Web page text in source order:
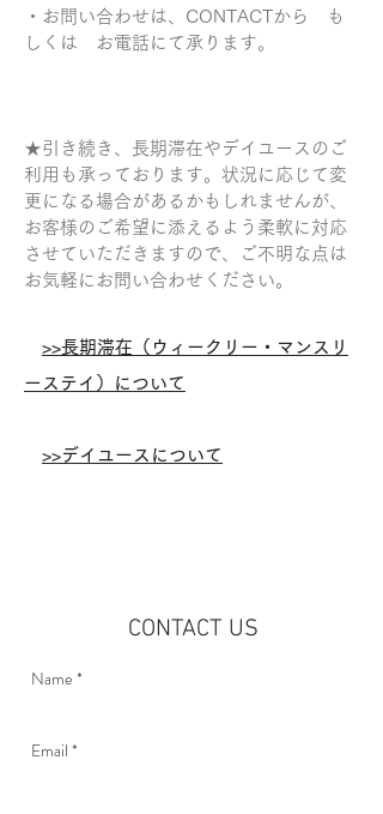
・お問い合わせは、CONTACTから も
しくは お電話にて承ります。
★引き続き、長期滞在やデイユースのご
利用も承っております。状況に応じて変
更になる場合があるかもしれませんが、
お客様のご希望に添えるよう柔軟に対応
させていただきますので、ご不明な点は
お気軽にお問い合わせください。
>>長期滞在（ウィークリー・マンスリ
ーステイ）について
>>デイユースについて
CONTACT US